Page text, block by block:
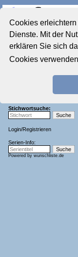
Cookies
Dienste. Mit der
erklären Sie sich
Cookies
Startseite
Aktuelles Forum
Film-Forum
Zeichentrick-Forum
Stichwortsuche:
Login/Registrieren
Serien-Info:
Powered by wunschliste.de